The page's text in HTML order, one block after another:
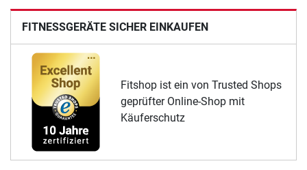
FITNESSGERÄTE SICHER EINKAUFEN
Fitshop ist ein von Trusted Shops
geprüfter Online-Shop mit
Käuferschutz